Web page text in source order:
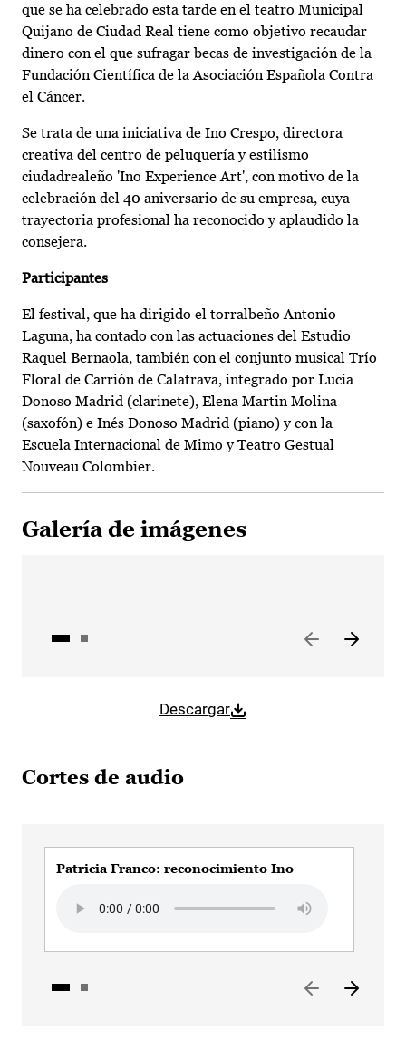
que se ha celebrado esta tarde en el teatro Municipal
Quijano de Ciudad Real tiene como objetivo recaudar
dinero con el que sufragar becas de investigación de la
Fundación Científica de la Asociación Española Contra
el Cáncer.
Se trata de una iniciativa de Ino Crespo, directora
creativa del centro de peluquería y estilismo
ciudadrealeño 'Ino Experience Art', con motivo de la
celebración del 40 aniversario de su empresa, cuya
trayectoria profesional ha reconocido y aplaudido la
consejera.
Participantes
El festival, que ha dirigido el torralbeño Antonio
Laguna, ha contado con las actuaciones del Estudio
Raquel Bernaola, también con el conjunto musical Trío
Floral de Carrión de Calatrava, integrado por Lucia
Donoso Madrid (clarinete), Elena Martin Molina
(saxofón) e Inés Donoso Madrid (piano) y con la
Escuela Internacional de Mimo y Teatro Gestual
Nouveau Colombier.
Galería de imágenes
Descargar
Cortes de audio
Patricia Franco: reconocimiento Ino